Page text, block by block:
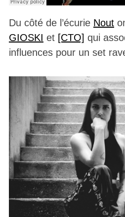
Du côté de l’écurie Nout
GIOSKI et [CTO] qui
influences pour un set